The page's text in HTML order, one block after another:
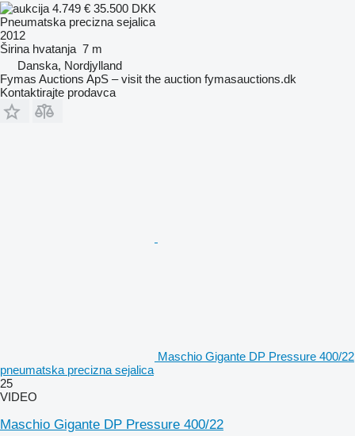
4.749 € 35.500 DKK
Pneumatska precizna sejalica
2012
Širina hvatanja 7 m
Danska, Nordjylland
Fymas Auctions ApS – visit the auction fymasauctions.dk
Kontaktirajte prodavca
Maschio Gigante DP Pressure 400/22
pneumatska precizna sejalica
25
VIDEO
Maschio Gigante DP Pressure 400/22